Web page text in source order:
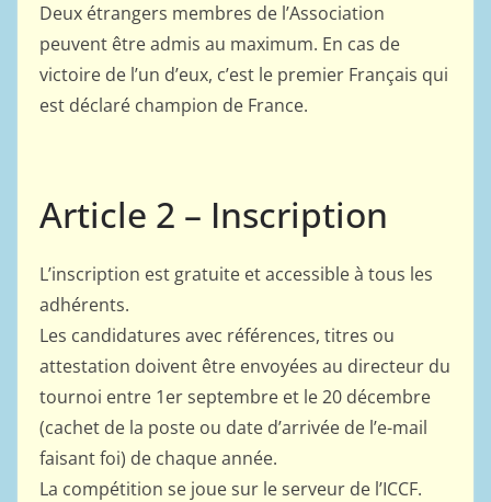
Deux étrangers membres de l’Association
peuvent être admis au maximum. En cas de
victoire de l’un d’eux, c’est le premier Français qui
est déclaré champion de France.
Article 2 – Inscription
L’inscription est gratuite et accessible à tous les
adhérents.
Les candidatures avec références, titres ou
attestation doivent être envoyées au directeur du
tournoi entre 1er septembre et le 20 décembre
(cachet de la poste ou date d’arrivée de l’e-mail
faisant foi) de chaque année.
La compétition se joue sur le serveur de l’ICCF.